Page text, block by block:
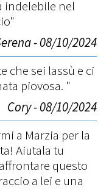
indelebile nel
- 08/10/2024
che sei lassù e ci
piovosa. "
Cory - 08/10/2024
a Marzia per la
Aiutala tu
questo
a lei e una